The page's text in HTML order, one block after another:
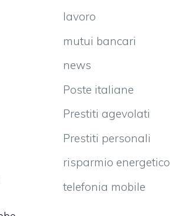
lavoro
mutui bancari
news
Poste italiane
Prestiti agevolati
Prestiti personali
risparmio energetico
telefonia mobile